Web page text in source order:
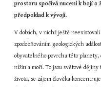
prostoru spočívá nucení k boji o
předpoklad k vývoji.
V dobách, v nichž ještě
zpodobňováním geologických
obyvatelného povrchu této planety,
nížin a moří. To jsou světové
života, se zájem člověka